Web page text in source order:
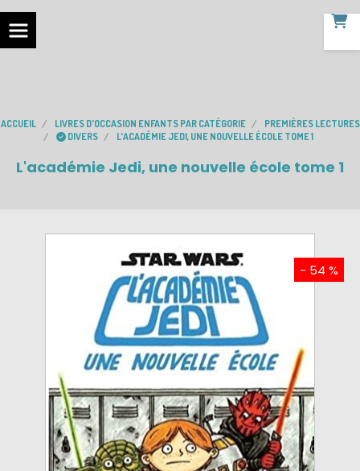
ACCUEIL LIVRES D'OCCASION ENFANTS PAR CATÉGORIE
PREMIÈRES LECTURES
DIVERS
L'ACADÉMIE JEDI, UNE NOUVELLE ÉCOLE TOME 1
L'académie Jedi, une nouvelle école tome 1
- 54 %